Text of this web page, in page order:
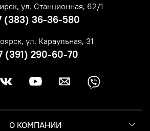
О КОМПАНИИ
ул. Станционная, 62/1
(383) 36-36-580
ул. Караульная, 31
(391) 290-60-70